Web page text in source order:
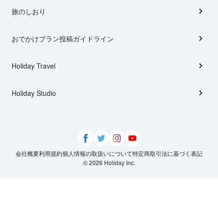
旅のしおり
おでかけプラン投稿ガイドライン
Holiday Travel
Holiday Studio
会社概要利用規約個人情報の取扱いについて特定商取引法に基づく表記
© 2026 Holiday Inc.